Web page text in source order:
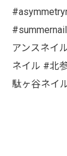
アンスネイ
ネイル #北
駄ヶ谷ネイ